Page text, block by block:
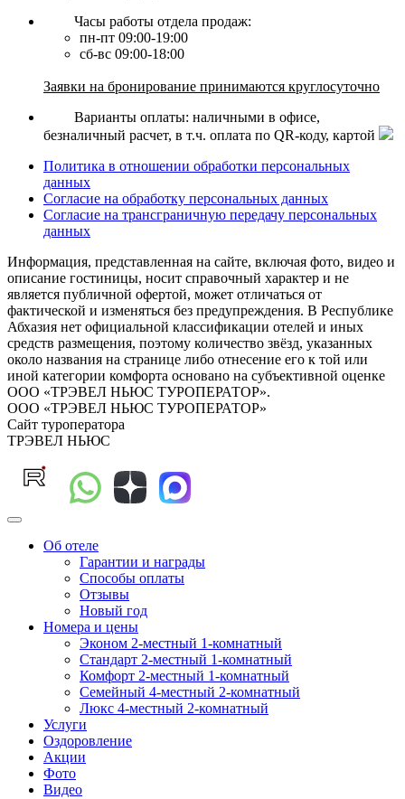
Часы работы отдела продаж:
пн-пт 09:00-19:00
сб-вс 09:00-18:00
Заявки на бронирование принимаются круглосуточно
Варианты оплаты: наличными в офисе,
безналичный расчет, в т.ч. оплата по QR-коду, картой
Политика в отношении обработки персональных
данных
Согласие на обработку персональных данных
Согласие на трансграничную передачу персональных
данных
Информация, представленная на сайте, включая фото, видео и
описание гостиницы, носит справочный характер и не
является публичной офертой, может отличаться от
фактической и изменяться без предупреждения. В Республике
Абхазия нет официальной классификации отелей и иных
средств размещения, поэтому количество звёзд, указанных
около названия на странице либо отнесение его к той или
иной категории комфорта основано на субъективной оценке
ООО «ТРЭВЕЛ НЬЮС ТУРОПЕРАТОР».
ООО «ТРЭВЕЛ НЬЮС ТУРОПЕРАТОР»
Сайт туроператора
ТРЭВЕЛ НЬЮС
Об отеле
Гарантии и награды
Способы оплаты
Отзывы
Новый год
Номера и цены
Эконом 2-местный 1-комнатный
Стандарт 2-местный 1-комнатный
Комфорт 2-местный 1-комнатный
Семейный 4-местный 2-комнатный
Люкс 4-местный 2-комнатный
Услуги
Оздоровление
Акции
Фото
Видео